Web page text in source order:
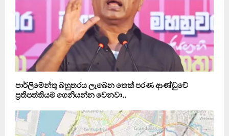
පාර්ලිමේන්තු බහුතරය ලැබෙන තෙක් පරණ ආණ්ඩුවේ
ප‍්‍රතිපත්තියම ගෙනියන්න වෙනවා..